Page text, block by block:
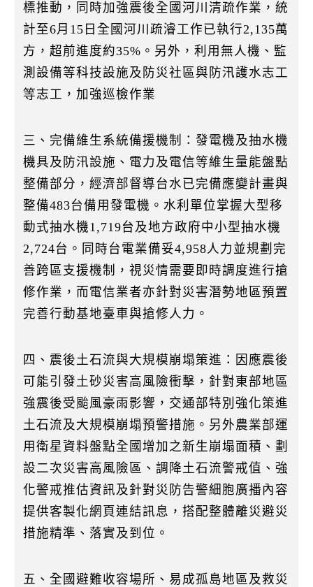
標推動，同時加強震後全國河川清疏作業，統
計至6月15日全國河川疏濬工作已執行2,135萬
方，超前進度約35%。另外，利用無人機、監
測設備等科技設施及防災社區與防汛護水志工
等志工，加強巡檢作業
三、完備維生系統備援機制：發電機及抽水機
機具及防汛設施、電力及電信等維生量能盤點
整備部分，經濟部督導台水已完備應變計畫與
整備483台備用發電機。水利單位掌握大型移
動式抽水機1,719台及地方政府中小型抽水機
2,724台。同時台電業備妥4,958人力並規劃完
善跨區支援機制，視災情需要即時調度進行搶
修作業，而電信業者亦針對災害潛勢地區預置
完善行動基地臺車與搶修人力。
四、震後土石流與大規模崩塌策進：因應震後
可能引發土砂災害高風險衝擊，針對東部地區
強震後受颱風豪雨影響，交通部特別強化策進
土石流及大規模崩塌預警措施。另外農業部運
用衛星資料盤點全國增加之新生崩塌面積、劃
設二次災害高風險區、調降土石流警戒值、強
化警戒推估資訊及針對災防告警細胞廣播內容
提供客製化網頁連結訊息，搭配整體離災避災
措施精準、落實及到位。
五、全國避難收容場所、易成孤島地區及救災